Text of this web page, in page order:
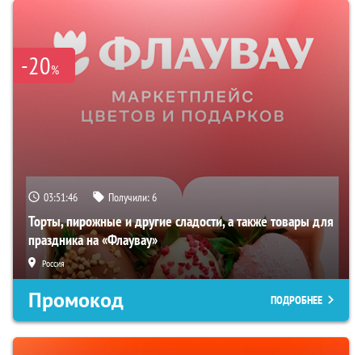
-20%
03:51:45 Получили:6
Торты, пирожные и другие сладости, а также товары для
праздника на «Флаувау»
Россия
Промокод ПОДРОБНЕЕ